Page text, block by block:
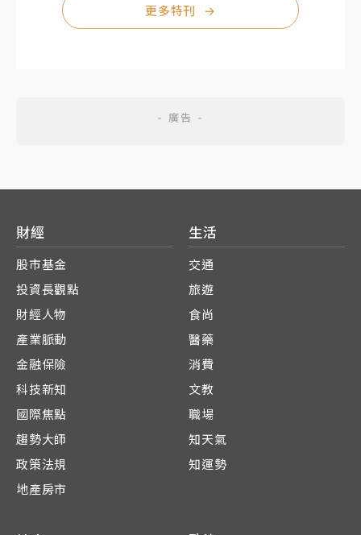
更多特刊 →
財經
股市基金
投資長觀點
財經人物
產業脈動
金融保險
科技新知
國際焦點
趨勢大師
政策法規
地產房市
生活
交通
旅遊
食尚
醫藥
消費
文教
職場
知天氣
知運勢